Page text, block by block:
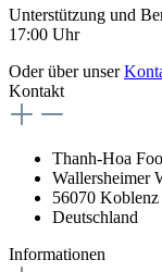
Unterstützung und
17:00 Uhr
Oder über unser
Kontakt
Thanh-Hoa
Wallersheimer
56070 Koblenz
Deutschland
Informationen